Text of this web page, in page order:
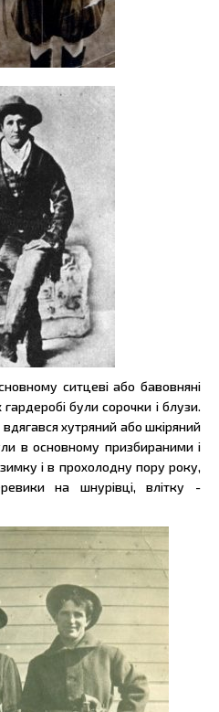
ситцеві або бавовняні
гардеробі були сорочки і блузи.
хутряний або шкіряний
в основному призбираними і
і в прохолодну пору року,
на шнурівці, влітку -